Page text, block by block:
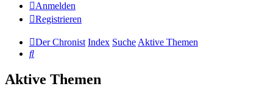
Anmelden
Registrieren
Der Chronist Index SucheAktive Themen
Suche
Aktive Themen